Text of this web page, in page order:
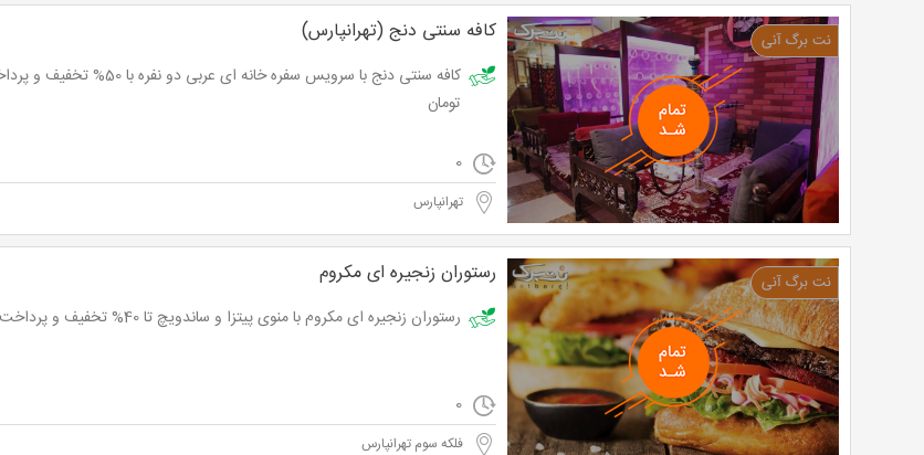
کافه سنتی دنج (تهرانپارس)
تومان
0
تهرانپارس
رستوران زنجیره ای مکروم
رستوران زنجیره ای مکروم با منوی پیتزا و ساندویچ تا 40% تخفیف و پرداخت از 7,200 تومان
0
فلکه سوم تهرانپارس